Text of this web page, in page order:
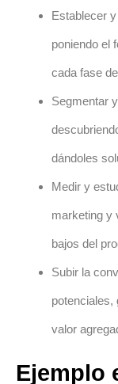
Establecer
poniendo el
cada fase
Segmentar
dándoles
Medir y
marketing y
bajos del
Subir la
potenciales,
valor
Ejemplo